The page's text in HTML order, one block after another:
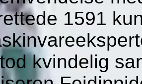
1591
kvindelig